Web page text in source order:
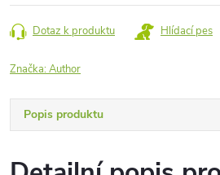
cena:
Dotaz k produktu Hlídací pes
Značka:Author
Popis produktu